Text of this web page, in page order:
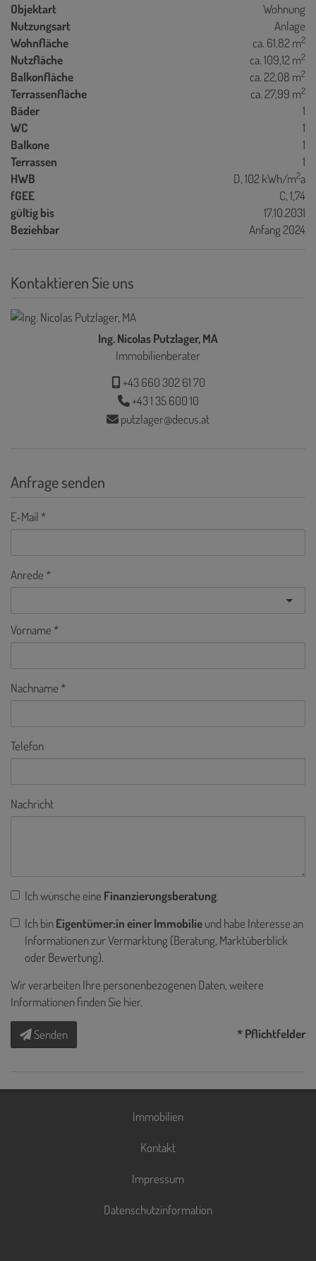
Objektart
Wohnung
Nutzungsart
Anlage
Wohnfläche
ca. 61,82 m2
Nutzfläche ca. 109,12 m2
Balkonfläche ca. 22,08 m2
Terrassenfläche ca. 27,99 m2
Bäder
1
WC
1
Balkone
1
Terrassen
1
HWB
D, 102 kWh/m2a
fGEE
C, 1,74
gültig bis
17.10.2031
Beziehbar
Anfang 2024
Kontaktieren Sie uns
Ing. Nicolas Putzlager, MA
Immobilienberater
+43 660 302 61 70
+43 1 35 600 10
putzlager@decus.at
Anfrage senden
E-Mail
Anrede
Vorname
Nachname
Telefon
Nachricht
Ich wünsche eine Finanzierungsberatung.
Ich binEigentümer:in einer Immobilieund habe Interesse an
Informationen zur Vermarktung (Beratung, Marktüberblick
oder Bewertung).
Wir verarbeiten Ihre personenbezogenen Daten, weitere
Informationen finden Sie hier.
Senden * Pflichtfelder
Immobilien
Kontakt
Impressum
Datenschutzinformation